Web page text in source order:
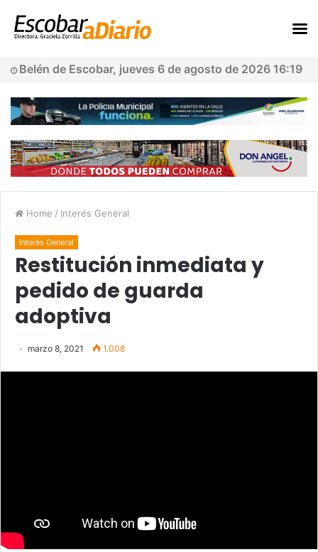
Belén de Escobar, jueves 6 de agosto de 2026 16:19
Home / Interés General
Interés General
Restitución inmediata y
pedido de guarda
adoptiva
marzo 8, 2021 1.008